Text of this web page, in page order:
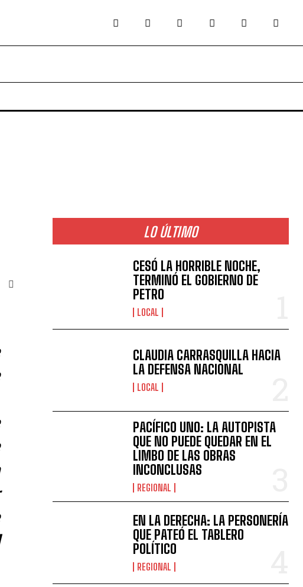
LO ÚLTIMO
CESÓ LA HORRIBLE NOCHE,
TERMINÓ EL GOBIERNO DE
PETRO
LOCAL
CLAUDIA CARRASQUILLA HACIA
LA DEFENSA NACIONAL
LOCAL
PACÍFICO UNO: LA AUTOPISTA
QUE NO PUEDE QUEDAR EN EL
LIMBO DE LAS OBRAS
INCONCLUSAS
REGIONAL
EN LA DERECHA: LA PERSONERÍA
QUE PATEÓ EL TABLERO
POLÍTICO
REGIONAL